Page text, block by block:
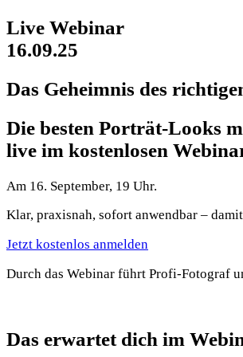
Live Webinar
16.09.25
Das Geheimnis des
Die besten Porträt-Looks
live im kostenlosen
Am 16. September, 19 Uhr.
Klar, praxisnah, sofort anwendbar –
Jetzt kostenlos anmelden
Durch das Webinar führt Profi-Fotograf
Das erwartet dich im